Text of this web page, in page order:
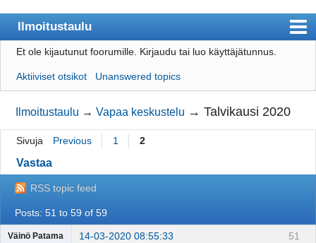
Ilmoitustaulu
Päijät-Rastin etusivulle
Sisällysluettelo
Käyttäjät
Etsi
Luo käyttäjätunnus
Kirjaudu
Et ole kijautunut foorumille. Kirjaudu tai luo käyttäjätunnus.
Aktiiviset otsikot Unanswered topics
Ilmoitustaulu →Vapaa keskustelu →Talvikausi 2020
Sivuja Previous 1 2
Vastaa
RSS topic feed
Posts: 51 to 59 of 59
51
Väinö Patama 14-03-2020 08:55:33